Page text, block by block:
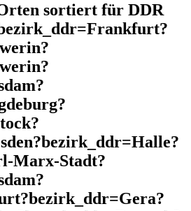
sortiert für DDR
Marx-Stadt?